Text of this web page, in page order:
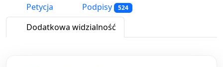
Petycja
Podpisy 524
Dodatkowa widzialność